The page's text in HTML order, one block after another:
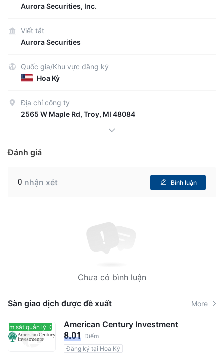
Aurora Securities, Inc.
Viết tắt
Aurora Securities
Quốc gia/Khu vực đăng ký
Hoa Kỳ
Địa chỉ công ty
2565 W Maple Rd, Troy, MI 48084
Đánh giá
0 nhận xét Bình luận
Chưa có bình luận
Sàn giao dịch được đề xuất More
sát quản lý Có giám sát quản lý
American Century Investment
8.01 Điểm
Đăng ký tại Hoa Kỳ